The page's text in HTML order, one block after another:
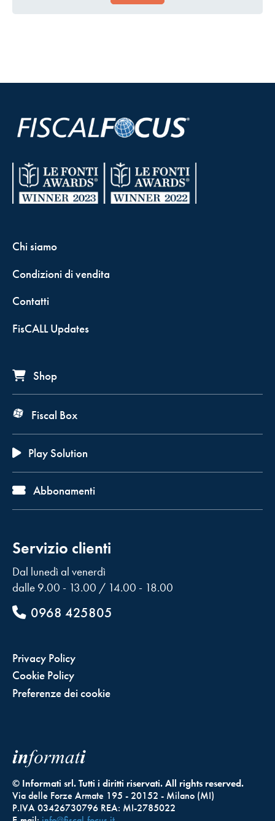
Chi siamo
Condizioni di vendita
Contatti
FisCALL Updates
Shop
Fiscal Box
Play Solution
Abbonamenti
Servizio clienti
Dal lunedì al venerdì
dalle 9.00 - 13.00 / 14.00 - 18.00
0968 425805
Privacy Policy
Cookie Policy
Preferenze dei cookie
© Informati srl. Tutti i diritti riservati. All rights reserved.
Via delle Forze Armate 195 - 20152 - Milano (MI)
P.IVA 03426730796 REA: MI-2785022